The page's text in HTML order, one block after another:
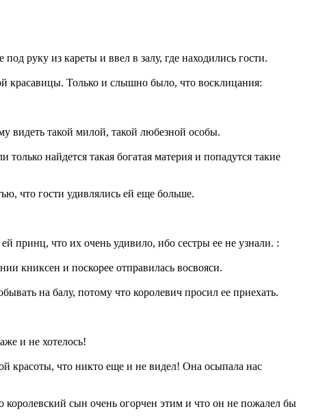
руку из кареты и ввел в залу, где находились гости.
красавицы. Только и слышно было, что восклицания:
видеть такой милой, такой любезной особы.
найдется такая богатая материя и попадутся такие
что гости удивлялись ей еще больше.
принц, что их очень удивило, ибо сестры ее не узнали. :
книксен и поскорее отправилась восвояси.
на балу, потому что королевич просил ее приехать.
и не хотелось!
красоты, что никто еще и не видел! Она осыпала нас
королевский сын очень огорчен этим и что он не пожалел бы